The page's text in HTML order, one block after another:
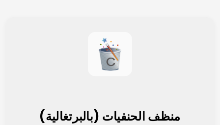
منظف الحنفيات (بالبرتغالية)